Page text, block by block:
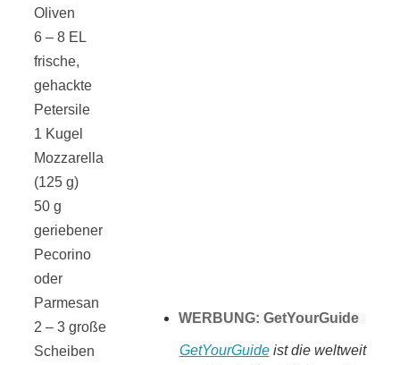
Oliven
6 – 8 EL
frische,
gehackte
Petersile
1 Kugel
Mozzarella
(125 g)
50 g
geriebener
Pecorino
oder
Parmesan
2 – 3 große
Scheiben
WERBUNG: GetYourGuide
GetYourGuideist die weltweit